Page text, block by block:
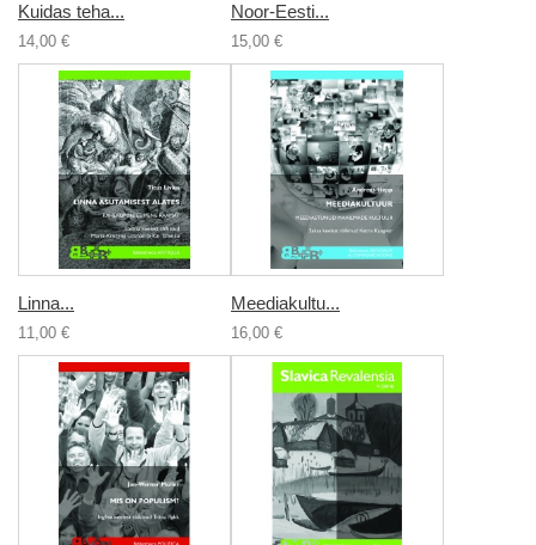
Kuidas teha...
14,00 €
Noor-Eesti...
15,00 €
Linna...
11,00 €
Meediakultu...
16,00 €